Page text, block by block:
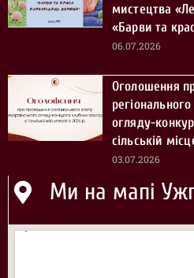
мистецтва
«Барви та
06.07.2026
Оголошення
огляду-
сільській
03.07.2026
Ми на мапі